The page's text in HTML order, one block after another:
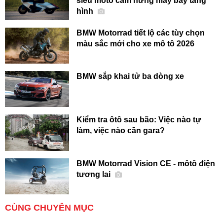
hình
BMW Motorrad tiết lộ các tùy chọn
màu sắc mới cho xe mô tô 2026
BMW sắp khai tử ba dòng xe
Kiểm tra ôtô sau bão: Việc nào tự
làm, việc nào cần gara?
BMW Motorrad Vision CE - môtô điện
tương lai
CÙNG CHUYÊN MỤC